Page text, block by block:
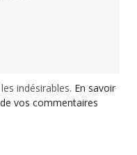
indésirables. En savoir
vos commentaires